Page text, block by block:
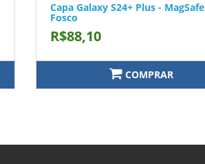
Capa Galaxy S24+ Plus - MagSafe
Fosco
R$88,10
COMPRAR